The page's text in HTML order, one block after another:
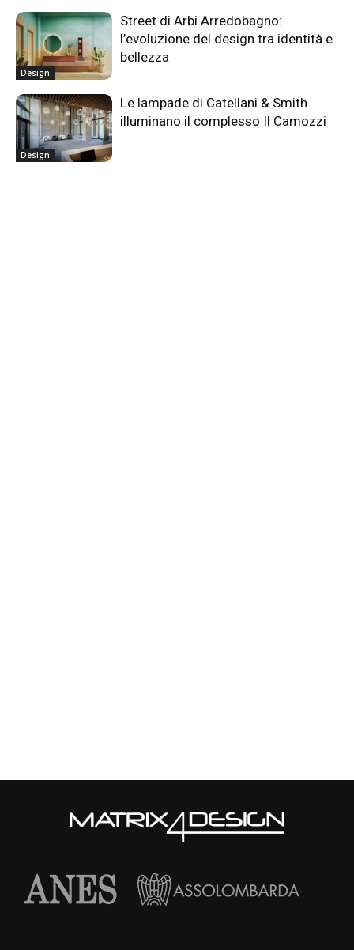
Design
Street di Arbi Arredobagno:
l’evoluzione del design tra identità e
bellezza
Design
Le lampade di Catellani & Smith
illuminano il complesso Il Camozzi